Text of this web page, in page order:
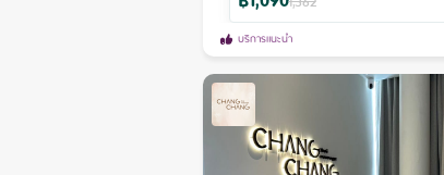
บริการแนะนำ